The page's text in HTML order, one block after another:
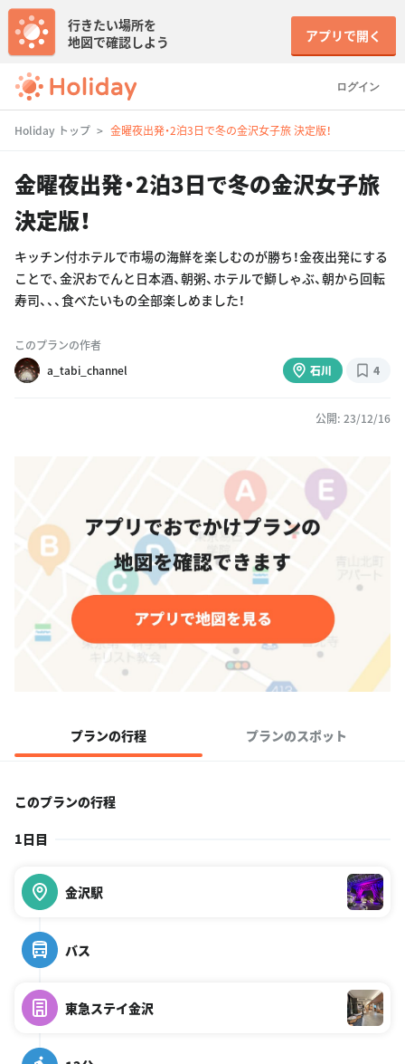
ログイン
行きたい場所を
地図で確認しよう
アプリで開く
Holiday トップ 金曜夜出発・2泊3日で冬の金沢女子旅 決定版！
金曜夜出発・2泊3日で冬の金沢女子旅
決定版！
キッチン付ホテルで市場の海鮮を楽しむのが勝ち！金夜出発にする
ことで、金沢おでんと日本酒、朝粥、ホテルで鰤しゃぶ、朝から回転
寿司、、、食べたいもの全部楽しめました！
このプランの作者
a_tabi_channel
石川 4
公開: 23/12/16
プランの行程 プランのスポット
このプランの行程
1日目
金沢駅
バス
東急ステイ金沢